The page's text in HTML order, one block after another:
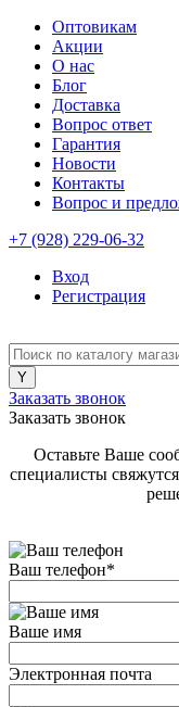
Оптовикам
Акции
О нас
Блог
Доставка
Вопрос ответ
Гарантия
Новости
Контакты
Вопрос и
+7 (928) 229-06-32
Вход
Регистрация
Заказать звонок
Заказать звонок
Оставьте Ваше
специалисты
Ваш телефон*
Ваше имя
Электронная почта